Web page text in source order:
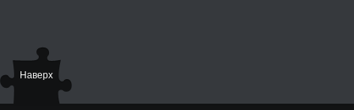
Наверх